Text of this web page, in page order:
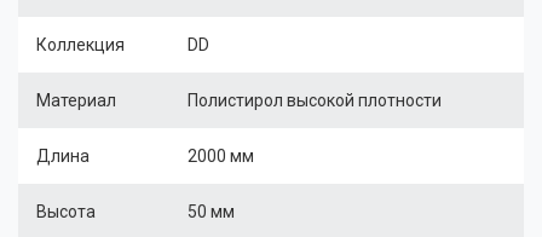
Коллекция DD
Материал Полистирол высокой плотности
Длина 2000 мм
Высота 50 мм